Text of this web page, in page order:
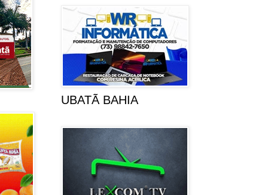
UBATÃ BAHIA